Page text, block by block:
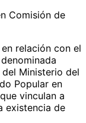
Comisión de
relación con el
Ministerio del
Popular en
vinculan a
existencia de